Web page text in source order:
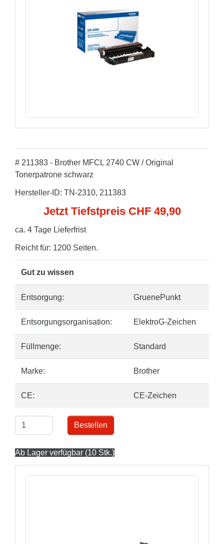
# 211383 - Brother MFCL 2740 CW / Original
Tonerpatrone schwarz
Hersteller-ID: TN-2310, 211383
Jetzt Tiefstpreis CHF 49,90
ca. 4 Tage Lieferfrist
Reicht für: 1200 Seiten.
Gut zu wissen
Entsorgung: GruenePunkt
Entsorgungsorganisation: ElektroG-Zeichen
Füllmenge: Standard
Marke: Brother
CE: CE-Zeichen
Bestellen
Ab Lager verfügbar (10 Stk.)